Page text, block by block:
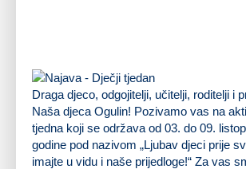
Draga djeco, odgojitelji, učitelji, roditelji i
Naša djeca Ogulin! Pozivamo vas na
tjedna koji se održava od 03. do 09.
godine pod nazivom „Ljubav djeci prije
imajte u vidu i naše prijedloge!“ Za vas